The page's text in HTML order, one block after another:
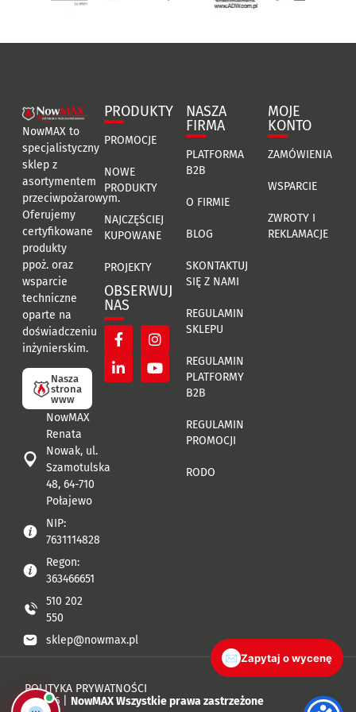
NowMAX to
specjalistyczny
sklep z
asortymentem
przeciwpożarowym.
Oferujemy
certyfikowane
produkty
ppoż. oraz
wsparcie
techniczne
oparte na
doświadczeniu
inżynierskim.
Nasza
strona
www
NowMAX
Renata
Nowak, ul.
Szamotulska
48, 64-710
Połajewo
NIP:
7631114828
Regon:
363466651
510 202
550
sklep@nowmax.pl
PRODUKTY
PROMOCJE
NOWE
PRODUKTY
NAJCZĘŚCIEJ
KUPOWANE
PROJEKTY
OBSERWUJ
NAS
NASZA
FIRMA
PLATFORMA
B2B
O FIRMIE
BLOG
SKONTAKTUJ
SIĘ Z NAMI
REGULAMIN
SKLEPU
REGULAMIN
PLATFORMY
B2B
REGULAMIN
PROMOCJI
RODO
MOJE
KONTO
ZAMÓWIENIA
WSPARCIE
ZWROTY I
REKLAMACJE
© 2026 | NowMAX Wszystkie prawa zastrzeżone
POLITYKA PRYWATNOŚCI
✉ Zapytaj o wycenę